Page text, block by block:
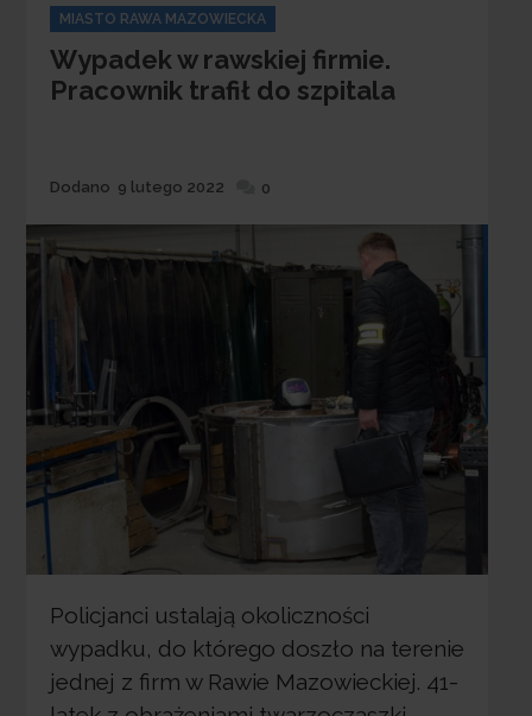
Categories
MIASTO RAWA MAZOWIECKA
Wypadek w rawskiej firmie.
Pracownik trafił do szpitala
Dodane
Dodano 9 lutego 2022 0
Policjanci ustalają okoliczności
wypadku, do którego doszło na terenie
jednej z firm w Rawie Mazowieckiej. 41-